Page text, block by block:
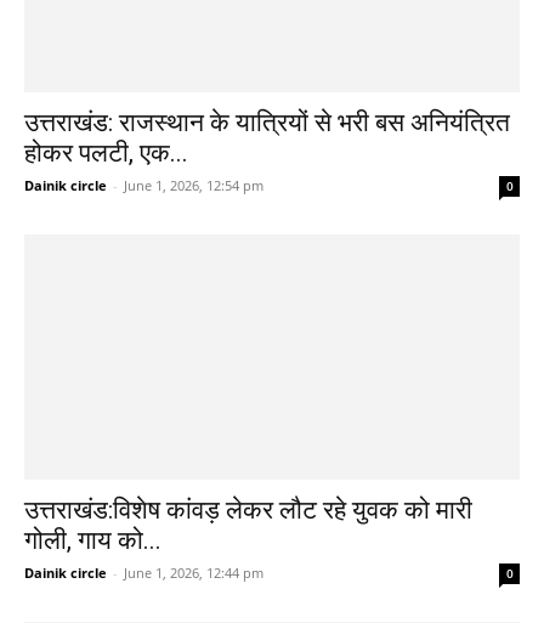
उत्तराखंड: राजस्थान के यात्रियों से भरी बस अनियंत्रित
होकर पलटी, एक...
Dainik circle - June 1, 2026, 12:54 pm 0
उत्तराखंड:विशेष कांवड़ लेकर लौट रहे युवक को मारी
गोली, गाय को...
Dainik circle - June 1, 2026, 12:44 pm 0